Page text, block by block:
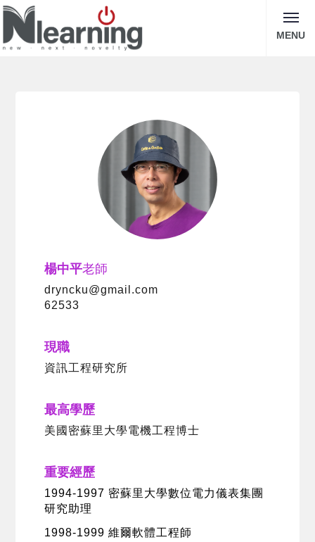
MENU
楊中平老師
dryncku@gmail.com
62533
現職
資訊工程研究所
最高學歷
美國密蘇里大學電機工程博士
重要經歷
1994-1997 密蘇里大學數位電力儀表集團
研究助理
1998-1999 維爾軟體工程師